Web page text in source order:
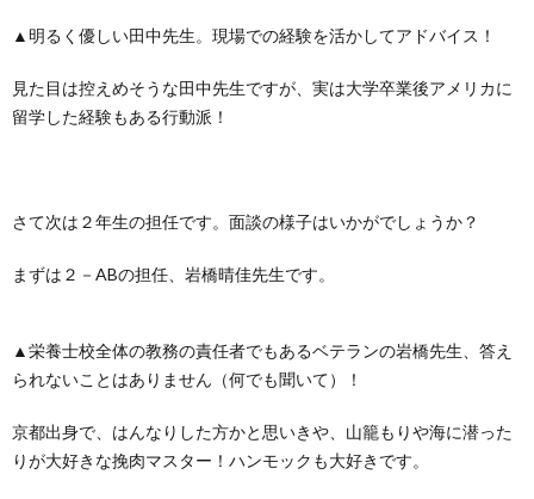
▲明るく優しい田中先生。現場での経験を活かしてアドバイス！
見た目は控えめそうな田中先生ですが、実は大学卒業後アメリカに
留学した経験もある行動派！
さて次は２年生の担任です。面談の様子はいかがでしょうか？
まずは２－ABの担任、岩橋晴佳先生です。
▲栄養士校全体の教務の責任者でもあるベテランの岩橋先生、答え
られないことはありません（何でも聞いて）！
京都出身で、はんなりした方かと思いきや、山籠もりや海に潜った
りが大好きな挽肉マスター！ハンモックも大好きです。